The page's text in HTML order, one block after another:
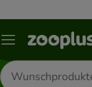
Menü
Produkte
suchen